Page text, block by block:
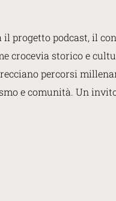
progetto podcast, il
crocevia storico e
percorsi
e comunità. Un